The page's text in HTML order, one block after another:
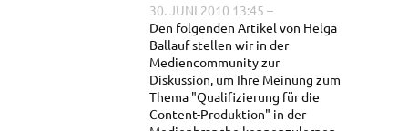
30. JUNI 2010 13:45 –
Den folgenden Artikel von Helga
Ballauf stellen wir in der
Mediencommunity zur
Diskussion, um Ihre Meinung zum
Thema "Qualifizierung für die
Content-Produktion" in der